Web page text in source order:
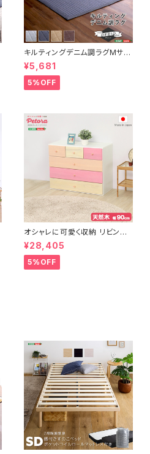
キルティングデニム調ラグMサイ
ズ(185x185cm)オールシーズ
ン、滑り止め付き、手洗い対応【D
erid-デリッド-】 DRG-M
¥5,681
5%OFF
オシャレに可愛く収納 リビング
用ローチェスト 4段 幅90cm
天然木（桐）日本製｜petora-
ペトラ- SH-08-PTR90
¥28,405
5%OFF